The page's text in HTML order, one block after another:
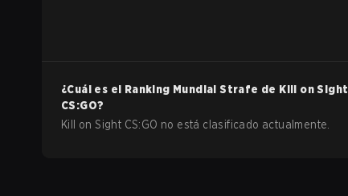
¿Cuál es el Ranking Mundial Strafe de Kill on Sight
CS:GO?
Kill on Sight CS:GO no está clasificado actualmente.